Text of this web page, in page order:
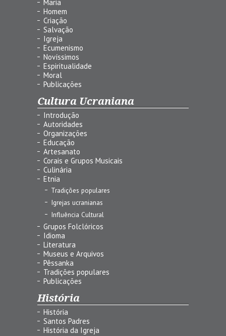
Maria
Homem
Criação
Salvação
Igreja
Ecumenismo
Novíssimos
Espiritualidade
Moral
Publicações
Cultura Ucraniana
Introdução
Autoridades
Organizações
Educação
Artesanato
Corais e Grupos Musicais
Culinária
Etnia
Tradições populares
Igrejas ucranianas
Influência Cultural
Grupos Folclóricos
Idioma
Literatura
Museus e Arquivos
Pêssanka
Tradições populares
Publicações
História
História
Santos Padres
História da Igreja